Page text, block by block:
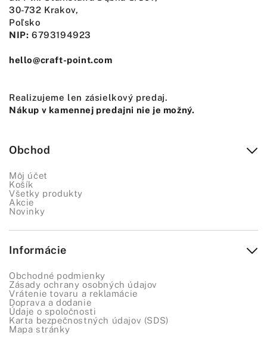
30-732 Krakov,
Poľsko
NIP: 6793194923
hello@craft-point.com
Realizujeme len zásielkový predaj.
Nákup v kamennej predajni nie je možný.
Obchod
Môj účet
Košík
Všetky produkty
Akcie
Novinky
Informácie
Obchodné podmienky
Zásady ochrany osobných údajov
Vrátenie tovaru a reklamácie
Doprava a dodanie
Údaje o spoločnosti
Karta bezpečnostných údajov (SDS)
Mapa stránky